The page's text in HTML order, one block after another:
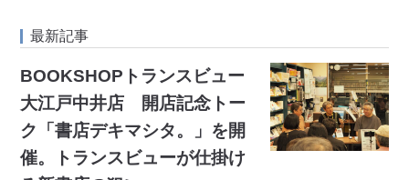
最新記事
BOOKSHOPトランスビュー
大江戸中井店 開店記念トー
ク「書店デキマシタ。」を開
催。トランスビューが仕掛け